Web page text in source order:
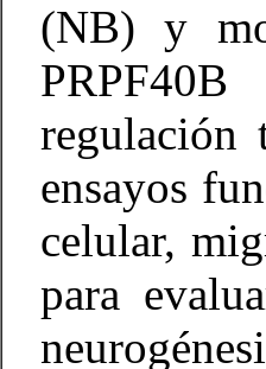
(NB) y
regulación
ensayos
celular,
para